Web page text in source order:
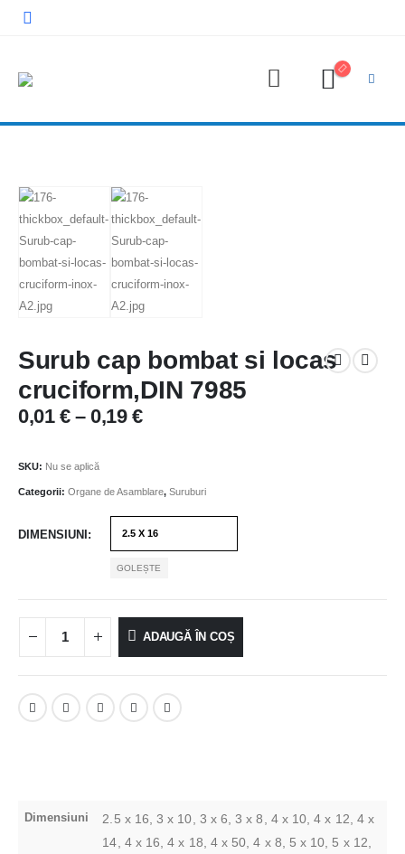
Surub cap bombat si locas
cruciform,DIN 7985
0,01 €–0,19 €
SKU: Nu se aplică
Categorii: Organe de Asamblare, Suruburi
DIMENSIUNI
GOLEȘTE
ADAUGĂ ÎN COȘ
Dimensiuni
2.5 x 16, 3 x 10, 3 x 6, 3 x 8, 4 x 10, 4 x 12, 4 x
14, 4 x 16, 4 x 18, 4 x 50, 4 x 8, 5 x 10, 5 x 12,